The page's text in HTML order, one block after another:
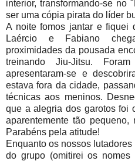
interior, transformando-se no
ser uma cópia pirata do líder
A noite fomos jantar e fiquei
Laércio e Fabiano
proximidades da pousada
treinando Jiu-Jitsu.
apresentaram-se e
estava fora da cidade,
técnicas aos meninos.
que a alegria dos garotos foi
aparentemente tão pequeno,
Parabéns pela atitude!
Enquanto os nossos
do grupo (omitirei os